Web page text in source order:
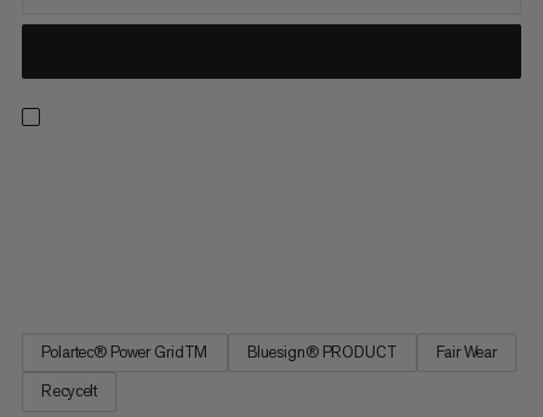
Polartec® Power GridTM Bluesign® PRODUCT
Fair Wear
Recycelt